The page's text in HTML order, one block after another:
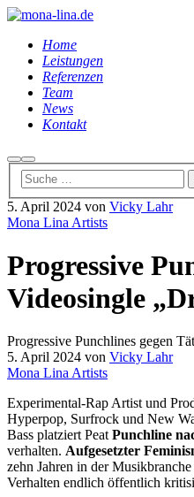
Home
Leistungen
Referenzen
Team
News
Kontakt
Suchen
Hauptmenü
5. April 2024 von Vicky Lahr
Mona Lina Artists
Progressive
Videosingle
Progressive Punchlines gegen
5. April 2024 von Vicky Lahr
Mona Lina Artists
Experimental-Rap Artist und
Hyperpop, Surfrock und New
Bass platziert PeatPunchline
verhalten. Aufgesetzter
zehn Jahren in der
Verhalten endlich öffentlich